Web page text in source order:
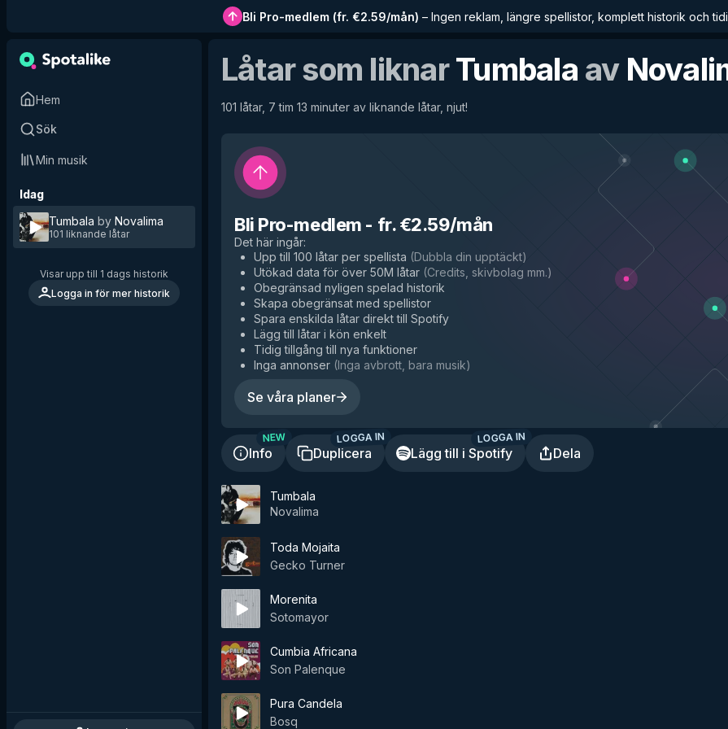
Bli Pro-medlem(fr. €2.59/mån) – Ingen reklam, längre spellistor, komplett historik och
Hem
Sök
Min musik
Idag
Tumbala by Novalima
101 liknande låtar
Visar upp till 1 dags historik
Logga in för mer historik
Låtar som liknarTumbala av
101 låtar, 7 tim 13 minuter av liknande låtar, njut!
Bli Pro-medlem - fr. €2.59/mån
Det här ingår:
Upp till 100 låtar per spellista (Dubbla din upptäckt)
Utökad data för över 50M låtar (Credits, skivbolag mm.)
Obegränsad nyligen spelad historik
Skapa obegränsat med spellistor
Spara enskilda låtar direkt till Spotify
Lägg till låtar i kön enkelt
Tidig tillgång till nya funktioner
Inga annonser (Inga avbrott, bara musik)
Se våra planer
Info
NEW
Duplicera
LOGGA IN
Lägg till i Spotify
LOGGA IN
Dela
Tumbala
Novalima
Toda Mojaita
Gecko Turner
Morenita
Sotomayor
Cumbia Africana
Son Palenque
Pura Candela
Bosq